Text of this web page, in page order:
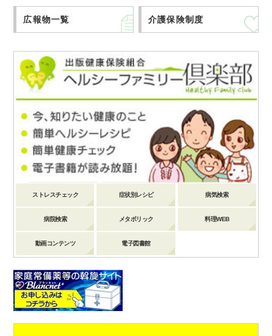
広報物一覧 介護保険制度
ストレスチェック 症状別レシピ 病気検索
病院検索 メタボリック 料理WEB
動画コンテンツ 電子図書館